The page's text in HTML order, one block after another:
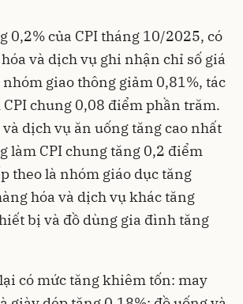
0,2% của CPI tháng 10/2025, có
và dịch vụ ghi nhận chỉ số giá
giao thông giảm 0,81%, tác
chung 0,08 điểm phần trăm.
dịch vụ ăn uống tăng cao nhất
làm CPI chung tăng 0,2 điểm
theo là nhóm giáo dục tăng
hóa và dịch vụ khác tăng
bị và đồ dùng gia đình tăng
có mức tăng khiêm tốn: may